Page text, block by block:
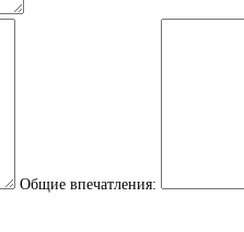
Общие впечатления: